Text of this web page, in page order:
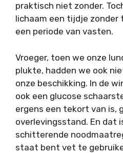
praktisch niet zonder.
lichaam een tijdje
een periode van vasten.
Vroeger, toen we onze
plukte, hadden we ook
onze beschikking. In de
ook een glucose
ergens een tekort van is,
overlevingsstand. En dat
schitterende
staat bent vet te